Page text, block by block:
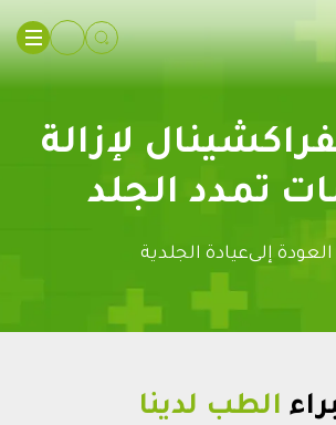
لإزالة
تمدد الجلد
العودة إلىعيادة الجلدية
الطب لدينا